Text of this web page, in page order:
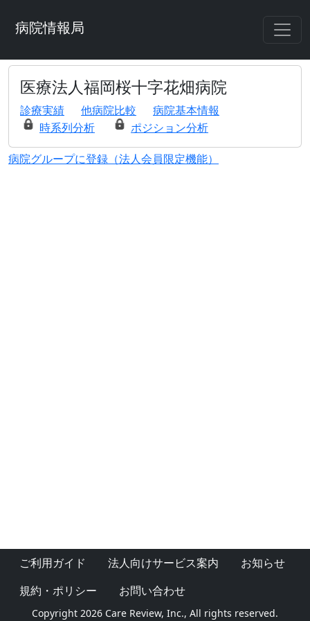
病院情報局
医療法人福岡桜十字花畑病院
診療実績 他病院比較
病院基本情報
時系列分析
ポジション分析
病院グループに登録（法人会員限定機能）
ご利用ガイド 法人向けサービス案内
お知らせ
規約・ポリシー
お問い合わせ
Copyright 2026 Care Review, Inc., All rights reserved.